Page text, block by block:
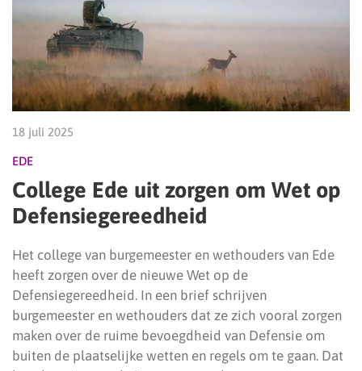
18 juli 2025
EDE
College Ede uit zorgen om Wet op
Defensiegereedheid
Het college van burgemeester en wethouders van Ede
heeft zorgen over de nieuwe Wet op de
Defensiegereedheid. In een brief schrijven
burgemeester en wethouders dat ze zich vooral zorgen
maken over de ruime bevoegdheid van Defensie om
buiten de plaatselijke wetten en regels om te gaan. Dat